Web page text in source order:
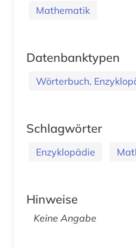
Mathematik
Datenbanktypen
Wörterbuch,
Schlagwörter
Enzyklopädie
Hinweise
Keine Angabe